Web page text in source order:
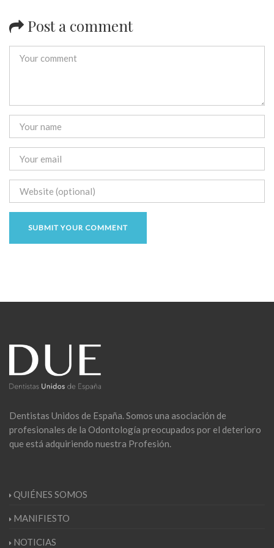
Post a comment
Dentistas Unidos de España. Somos una asociación de
profesionales de la Odontología preocupados por el deterioro
que está adquiriendo nuestra Profesión.
QUIÉNES SOMOS
MANIFIESTO
NOTICIAS